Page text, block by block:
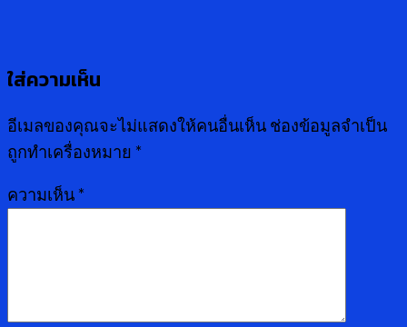
ใส่ความเห็น
อีเมลของคุณจะไม่แสดงให้คนอื่นเห็น ช่องข้อมูลจำเป็น
ถูกทำเครื่องหมาย *
ความเห็น *